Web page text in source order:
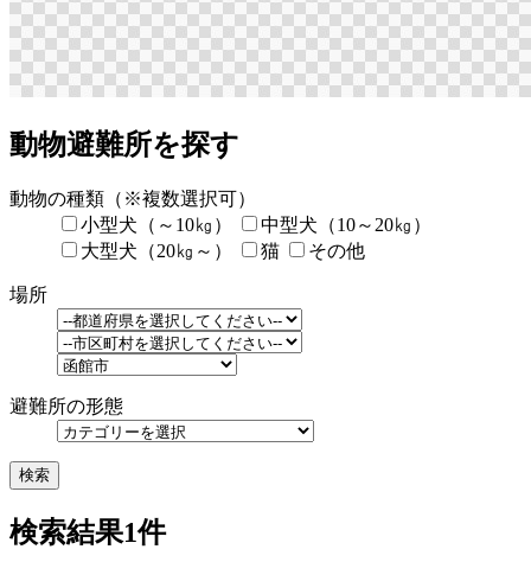
動物避難所を探す
動物の種類 （※複数選択可）
小型犬（～10㎏）
中型犬（10～20㎏）
大型犬（20㎏～）
猫 その他
場所
避難所の形態
検索
検索結果1件